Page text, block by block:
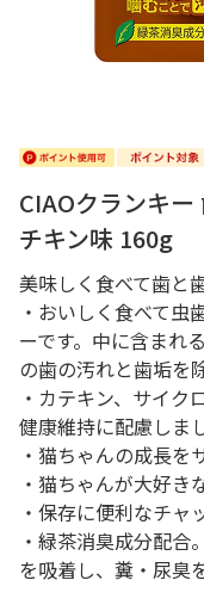
CIAOクランキ
チキン味 160g
美味しく食べて歯と
・おいしく食べて
ーです。中に含まれ
の歯の汚れと歯垢を
・カテキン、サイク
健康維持に配慮しま
・猫ちゃんの成長を
・猫ちゃんが大好き
・保存に便利なチャ
・緑茶消臭成分配合
を吸着し、糞・尿臭